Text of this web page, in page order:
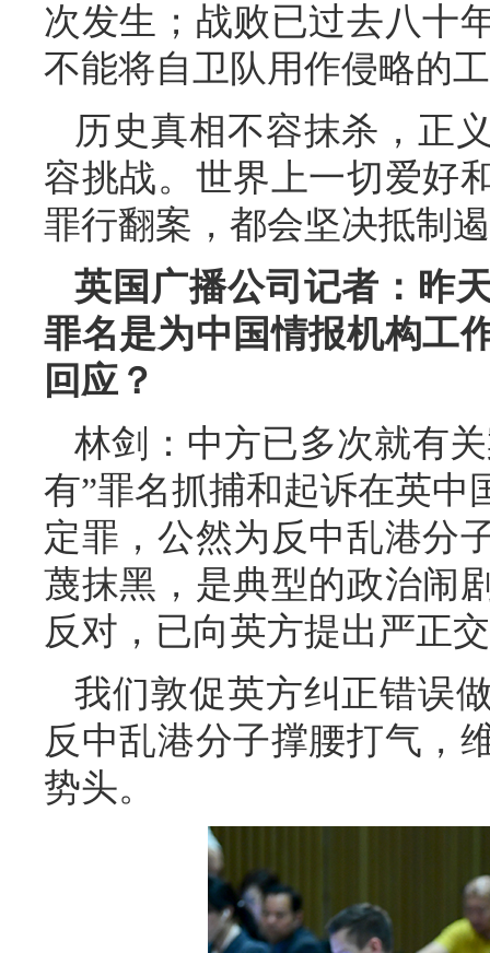
次发生；战败已过去八十
不能将自卫队用作侵略的
历史真相不容抹杀，正
容挑战。世界上一切爱好
罪行翻案，都会坚决抵制
英国广播公司记者：昨
罪名是为中国情报机构工
回应？
林剑：中方已多次就有
有”罪名抓捕和起诉在英中
定罪，公然为反中乱港分
蔑抹黑，是典型的政治闹
反对，已向英方提出严正
我们敦促英方纠正错误
反中乱港分子撑腰打气，
势头。